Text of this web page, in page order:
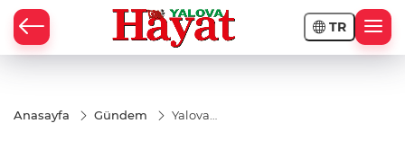
TR
Anasayfa Gündem
Yalova